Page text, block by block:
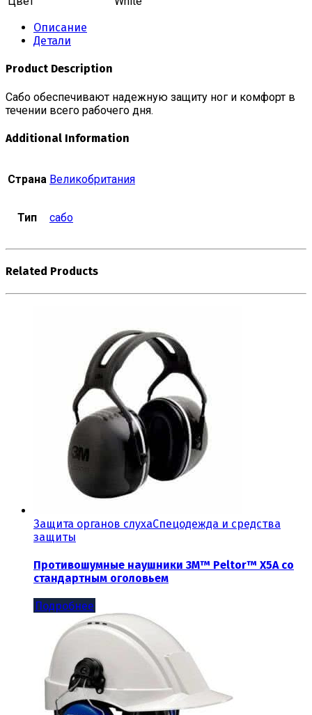
Описание
Детали
Product Description
Сабо обеспечивают надежную защиту ног и комфорт в
течении всего рабочего дня.
Additional Information
Страна Великобритания
Тип сабо
Related Products
Защита органов слухаСпецодежда и средства
защиты
Противошумные наушники 3M™ Peltor™ X5A со
стандартным оголовьем
Подробнее